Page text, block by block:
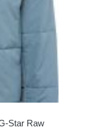
Star Raw